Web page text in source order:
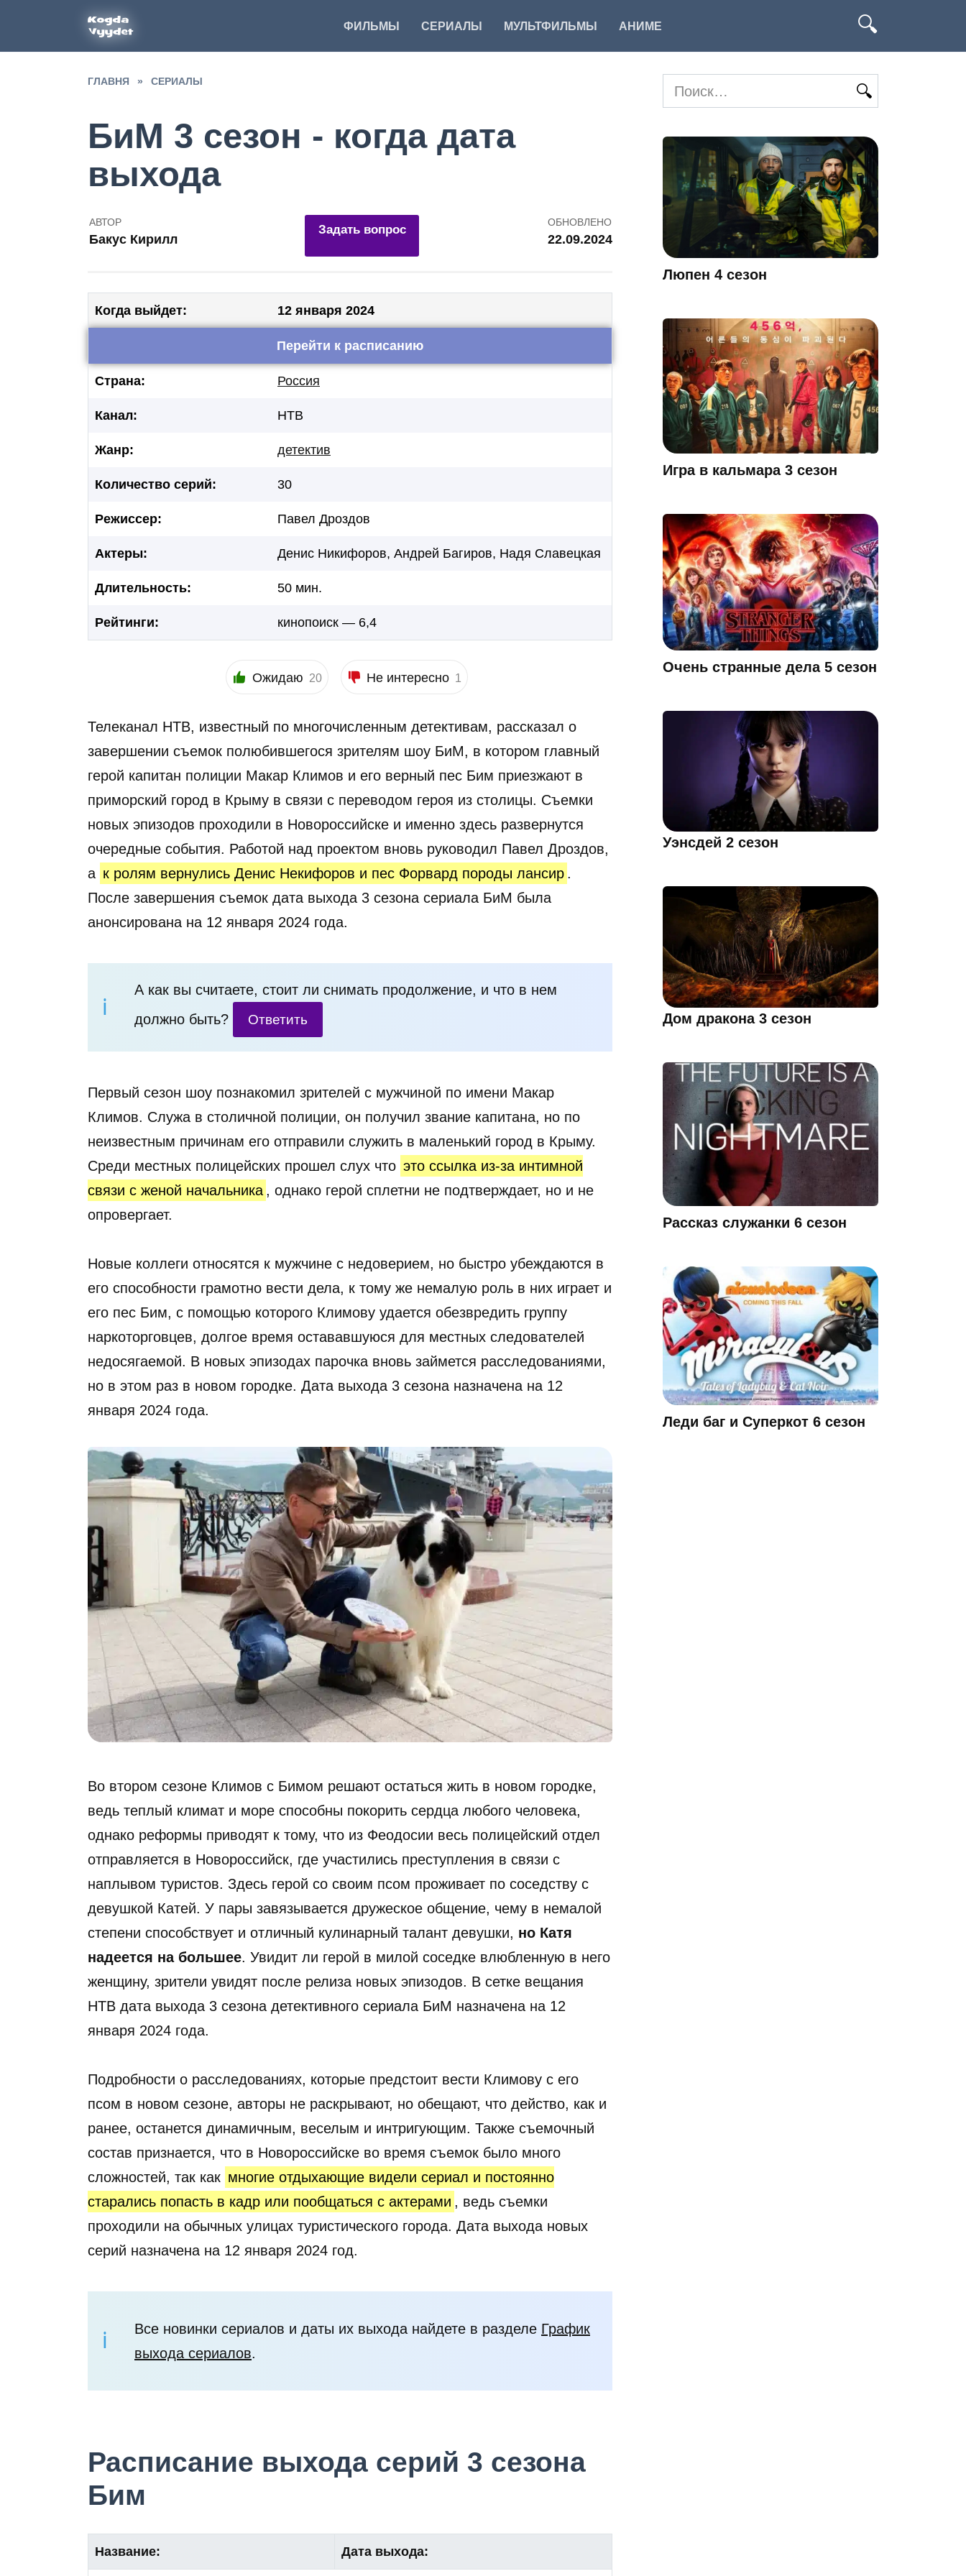
содержанию
ФИЛЬМЫ СЕРИАЛЫ МУЛЬТФИЛЬМЫ АНИМЕ
ГЛАВНЯ » СЕРИАЛЫ
БиМ 3 сезон - когда дата
выхода
АВТОР
Бакус Кирилл
Задать вопрос
ОБНОВЛЕНО
22.09.2024
Когда выйдет: 12 января 2024
Перейти к расписанию
Страна: Россия
Канал: НТВ
Жанр: детектив
Количество серий: 30
Режиссер: Павел Дроздов
Актеры: Денис Никифоров, Андрей Багиров, Надя Славецкая
Длительность: 50 мин.
Рейтинги: кинопоиск — 6,4
Ожидаю 20 Не интересно 1
Телеканал НТВ, известный по многочисленным детективам, рассказал о
завершении съемок полюбившегося зрителям шоу БиМ, в котором главный
герой капитан полиции Макар Климов и его верный пес Бим приезжают в
приморский город в Крыму в связи с переводом героя из столицы. Съемки
новых эпизодов проходили в Новороссийске и именно здесь развернутся
очередные события. Работой над проектом вновь руководил Павел Дроздов,
а к ролям вернулись Денис Некифоров и пес Форвард породы лансир .
После завершения съемок дата выхода 3 сезона сериала БиМ была
анонсирована на 12 января 2024 года.
А как вы считаете, стоит ли снимать продолжение, и что в нем
должно быть?
Ответить
Первый сезон шоу познакомил зрителей с мужчиной по имени Макар
Климов. Служа в столичной полиции, он получил звание капитана, но по
неизвестным причинам его отправили служить в маленький город в Крыму.
Среди местных полицейских прошел слух что это ссылка из-за интимной
связи с женой начальника , однако герой сплетни не подтверждает, но и не
опровергает.
Новые коллеги относятся к мужчине с недоверием, но быстро убеждаются в
его способности грамотно вести дела, к тому же немалую роль в них играет и
его пес Бим, с помощью которого Климову удается обезвредить группу
наркоторговцев, долгое время остававшуюся для местных следователей
недосягаемой. В новых эпизодах парочка вновь займется расследованиями,
но в этом раз в новом городке. Дата выхода 3 сезона назначена на 12
января 2024 года.
Во втором сезоне Климов с Бимом решают остаться жить в новом городке,
ведь теплый климат и море способны покорить сердца любого человека,
однако реформы приводят к тому, что из Феодосии весь полицейский отдел
отправляется в Новороссийск, где участились преступления в связи с
наплывом туристов. Здесь герой со своим псом проживает по соседству с
девушкой Катей. У пары завязывается дружеское общение, чему в немалой
степени способствует и отличный кулинарный талант девушки, но Катя
надеется на большее. Увидит ли герой в милой соседке влюбленную в него
женщину, зрители увидят после релиза новых эпизодов. В сетке вещания
НТВ дата выхода 3 сезона детективного сериала БиМ назначена на 12
января 2024 года.
Подробности о расследованиях, которые предстоит вести Климову с его
псом в новом сезоне, авторы не раскрывают, но обещают, что действо, как и
ранее, останется динамичным, веселым и интригующим. Также съемочный
состав признается, что в Новороссийске во время съемок было много
сложностей, так как многие отдыхающие видели сериал и постоянно
старались попасть в кадр или пообщаться с актерами , ведь съемки
проходили на обычных улицах туристического города. Дата выхода новых
серий назначена на 12 января 2024 год.
Все новинки сериалов и даты их выхода найдете в разделе График
выхода сериалов.
Расписание выхода серий 3 сезона
Бим
Название: Дата выхода:
Search
for:
Люпен 4 сезон
Игра в кальмара 3 сезон
Очень странные дела 5 сезон
Уэнсдей 2 сезон
Дом дракона 3 сезон
Рассказ служанки 6 сезон
Леди баг и Суперкот 6 сезон
20